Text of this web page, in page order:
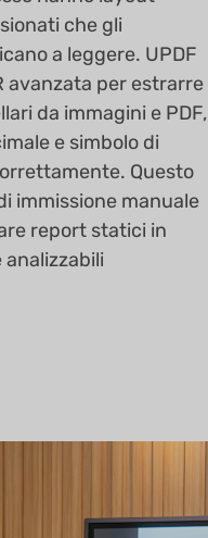
che gli
a leggere. UPDF
avanzata per estrarre
da immagini e PDF,
e simbolo di
Questo
immissione manuale
report statici in